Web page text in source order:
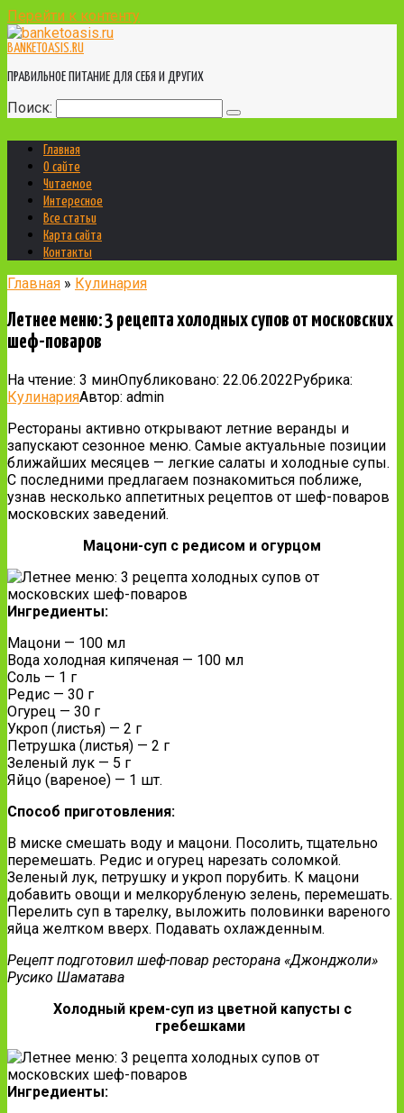
Перейти к контенту
BANKETOASIS.RU
ПРАВИЛЬНОЕ ПИТАНИЕ ДЛЯ СЕБЯ И ДРУГИХ
Поиск:
Главная
О сайте
Читаемое
Интересное
Все статьи
Карта сайта
Контакты
Главная » Кулинария
Летнее меню: 3 рецепта холодных супов от московских
шеф-поваров
На чтение: 3 минОпубликовано: 22.06.2022Рубрика:
КулинарияАвтор: admin
Рестораны активно открывают летние веранды и
запускают сезонное меню. Самые актуальные позиции
ближайших месяцев — легкие салаты и холодные супы.
С последними предлагаем познакомиться поближе,
узнав несколько аппетитных рецептов от шеф-поваров
московских заведений.
Мацони-суп с редисом и огурцом
Ингредиенты:
Мацони — 100 мл
Вода холодная кипяченая — 100 мл
Соль — 1 г
Редис — 30 г
Огурец — 30 г
Укроп (листья) — 2 г
Петрушка (листья) — 2 г
Зеленый лук — 5 г
Яйцо (вареное) — 1 шт.
Способ приготовления:
В миске смешать воду и мацони. Посолить, тщательно
перемешать. Редис и огурец нарезать соломкой.
Зеленый лук, петрушку и укроп порубить. К мацони
добавить овощи и мелкорубленую зелень, перемешать.
Перелить суп в тарелку, выложить половинки вареного
яйца желтком вверх. Подавать охлажденным.
Рецепт подготовил шеф-повар ресторана «Джонджоли»
Русико Шаматава
Холодный крем-суп из цветной капусты с
гребешками
Ингредиенты: